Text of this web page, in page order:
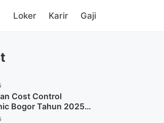
Loker Karir Gaji
Cost Control
Bogor Tahun 2025